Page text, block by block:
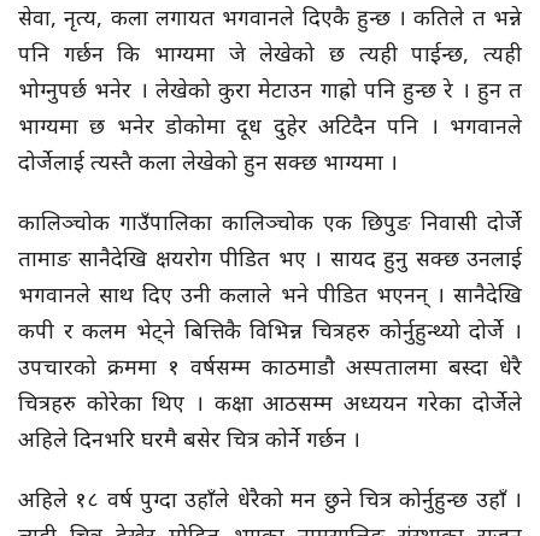
सेवा, नृत्य, कला लगायत भगवानले दिएकै हुन्छ । कतिले त भन्ने
पनि गर्छन कि भाग्यमा जे लेखेको छ त्यही पाईन्छ, त्यही
भोग्नुपर्छ भनेर । लेखेको कुरा मेटाउन गाह्रो पनि हुन्छ रे । हुन त
भाग्यमा छ भनेर डोकोमा दूध दुहेर अटिदैन पनि । भगवानले
दोर्जेलाई त्यस्तै कला लेखेको हुन सक्छ भाग्यमा ।
कालिञ्चोक गाउँपालिका कालिञ्चोक एक छिपुङ निवासी दोर्जे
तामाङ सानैदेखि क्षयरोग पीडित भए । सायद हुनु सक्छ उनलाई
भगवानले साथ दिए उनी कलाले भने पीडित भएनन् । सानैदेखि
कपी र कलम भेट्ने बित्तिकै विभिन्न चित्रहरु कोर्नुहुन्थ्यो दोर्जे ।
उपचारको क्रममा १ वर्षसम्म काठमाडौ अस्पतालमा बस्दा धेरै
चित्रहरु कोरेका थिए । कक्षा आठसम्म अध्ययन गरेका दोर्जेले
अहिले दिनभरि घरमै बसेर चित्र कोर्ने गर्छन ।
अहिले १८ वर्ष पुग्दा उहाँले धेरैको मन छुने चित्र कोर्नुहुन्छ उहाँ ।